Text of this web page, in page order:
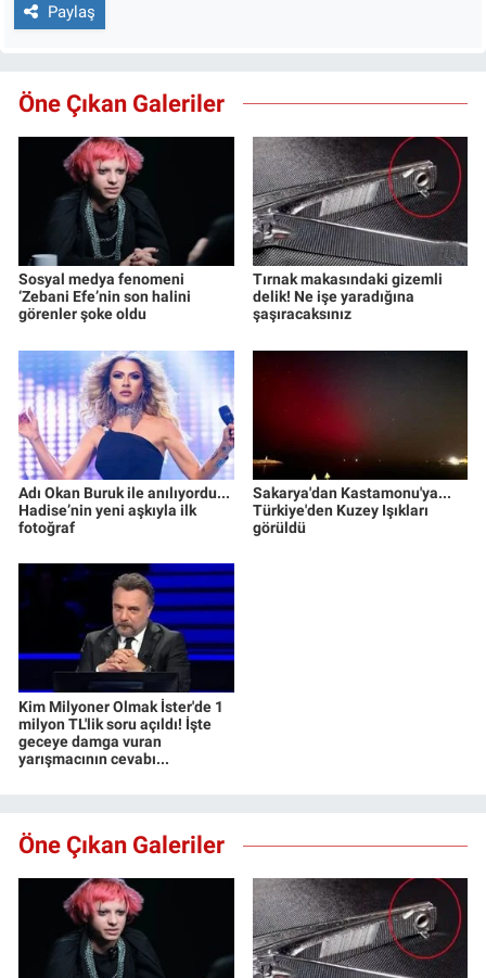
Paylaş
Öne Çıkan Galeriler
Sosyal medya fenomeni
‘Zebani Efe’nin son halini
görenler şoke oldu
Tırnak makasındaki gizemli
delik! Ne işe yaradığına
şaşıracaksınız
Adı Okan Buruk ile anılıyordu...
Hadise’nin yeni aşkıyla ilk
fotoğraf
Sakarya'dan Kastamonu'ya...
Türkiye'den Kuzey Işıkları
görüldü
Kim Milyoner Olmak İster'de 1
milyon TL'lik soru açıldı! İşte
geceye damga vuran
yarışmacının cevabı...
Öne Çıkan Galeriler